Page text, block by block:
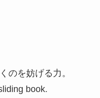
のを妨げる力。
book.